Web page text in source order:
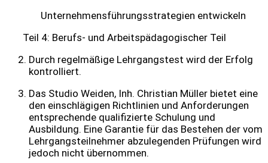
Unternehmensführungsstrategien entwickeln
Teil 4: Berufs- und Arbeitspädagogischer Teil
Durch regelmäßige Lehrgangstest wird der Erfolg
kontrolliert.
Das Studio Weiden, Inh. Christian Müller bietet eine
den einschlägigen Richtlinien und Anforderungen
entsprechende qualifizierte Schulung und
Ausbildung. Eine Garantie für das Bestehen der vom
Lehrgangsteilnehmer abzulegenden Prüfungen wird
jedoch nicht übernommen.